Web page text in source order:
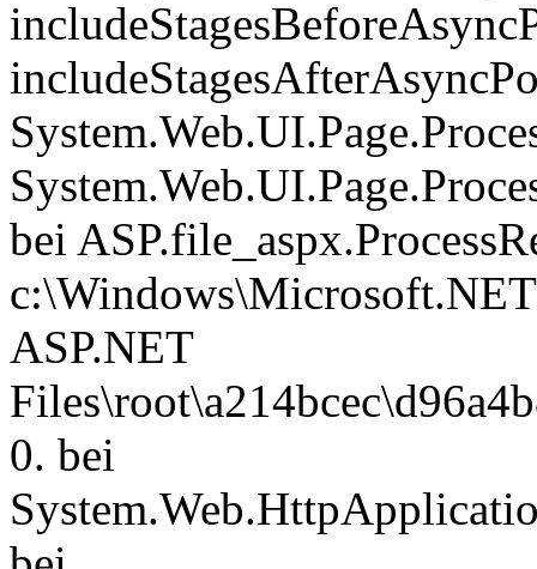
bei
ASP.NET
0. bei